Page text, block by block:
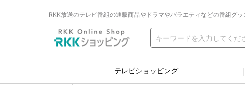
RKK放送のテレビ番組の通販商品やドラマやバラエティなどの番組グッ
テレビショッピング